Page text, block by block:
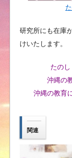
研究所にも在庫
けいたします。
たの
沖縄の
沖縄の教育
関連